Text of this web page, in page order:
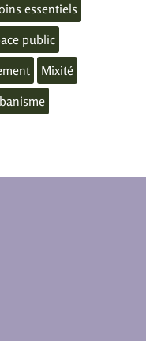
essentiels
public
Mixité